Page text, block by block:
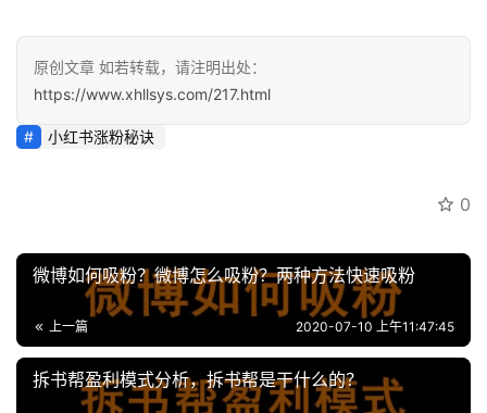
专
区原创文章 如若转载，请注明出处：
https://www.xhllsys.com/217.html
小红书涨粉秘诀
0
微博如何吸粉？微博怎么吸粉？两种方法快速吸粉
上一篇 2020-07-10 上午11:47:45
拆书帮盈利模式分析，拆书帮是干什么的？